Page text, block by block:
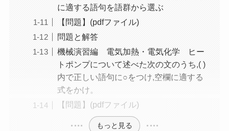
に適する語句を語群から選ぶ
【問題】(pdfファイル)
問題と解答
機械演習編 電気加熱・電気化学 ヒー
トポンプについて述べた次の文のうち,( )
内で正しい語句に○をつけ,空欄に適する
式をかけ。
【問題】(pdfファイル)
もっと見る